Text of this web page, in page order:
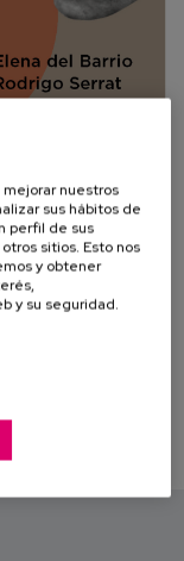
nuestros
sus hábitos de
perfil de sus
sitios. Esto nos
y obtener
y su seguridad.